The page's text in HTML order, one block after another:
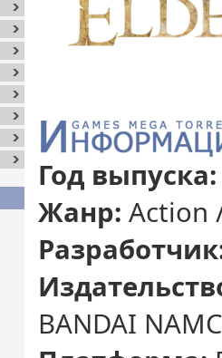
Год выпуска:
Жанр: Action
BANDAI